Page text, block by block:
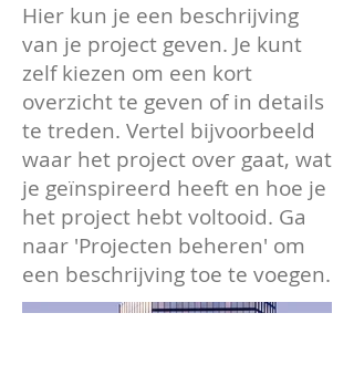
Hier kun je een beschrijving
van je project geven. Je kunt
zelf kiezen om een kort
overzicht te geven of in details
te treden. Vertel bijvoorbeeld
waar het project over gaat, wat
je geïnspireerd heeft en hoe je
het project hebt voltooid. Ga
naar 'Projecten beheren' om
een beschrijving toe te voegen.